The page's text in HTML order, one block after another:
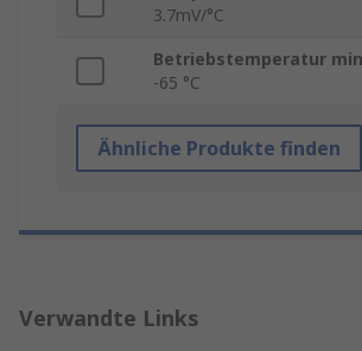
3.7mV/°C
Betriebstemperatur
-65 °C
Ähnliche Produkte finden
Verwandte Links